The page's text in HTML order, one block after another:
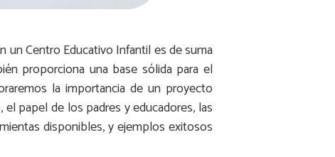
un Centro Educativo Infantil es de suma
proporciona una base sólida para el
la importancia de un proyecto
papel de los padres y educadores, las
disponibles, y ejemplos exitosos